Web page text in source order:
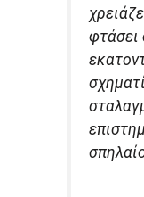
φτάσει